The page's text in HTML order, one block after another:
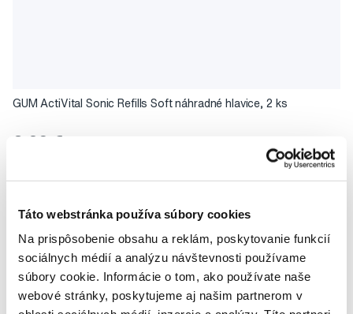
Táto webstránka používa súbory cookies
Na prispôsobenie obsahu a reklám, poskytovanie funkcií
sociálnych médií a analýzu návštevnosti používame
súbory cookie. Informácie o tom, ako používate naše
webové stránky, poskytujeme aj našim partnerom v
GUM ActiVital Sonic Refills Soft náhradné hlavice, 2 ks
6,20 €
Do košíku
Na sklade > 5 ks
3 prodejnách